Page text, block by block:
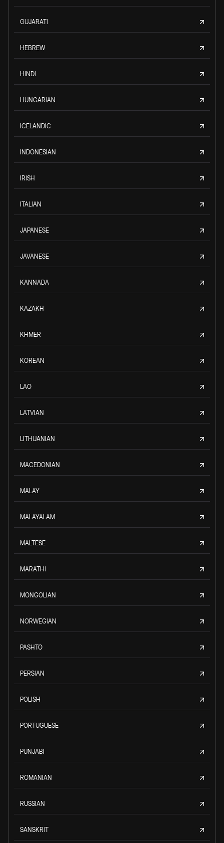
GUJARATI
HEBREW
HINDI
HUNGARIAN
ICELANDIC
INDONESIAN
IRISH
ITALIAN
JAPANESE
JAVANESE
KANNADA
KAZAKH
KHMER
KOREAN
LAO
LATVIAN
LITHUANIAN
MACEDONIAN
MALAY
MALAYALAM
MALTESE
MARATHI
MONGOLIAN
NORWEGIAN
PASHTO
PERSIAN
POLISH
PORTUGUESE
PUNJABI
ROMANIAN
RUSSIAN
SANSKRIT